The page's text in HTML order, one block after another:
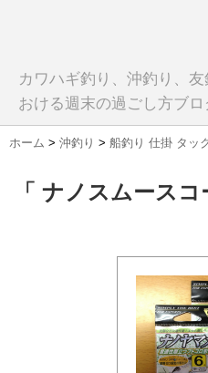
カワハギ釣り、沖釣り、
おける週末の過ごし方ブロ
ホーム > 沖釣り > 船釣り 仕掛 タッ
「 ナノスムース